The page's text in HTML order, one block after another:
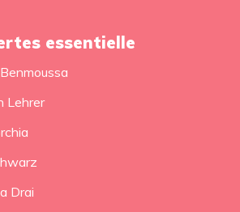
essentielle
Lehrer
Drai